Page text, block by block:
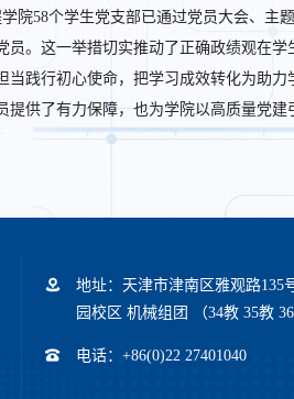
院58个学生党支部已通过党员大会、主
。这一举措切实推动了正确政绩观在学
践行初心使命，把学习成效转化为助力
供了有力保障，也为学院以高质量党建
地址：天津市津南区雅观路135
园校区 机械组团 （34教 35教 36
电话：+86(0)22 27401040